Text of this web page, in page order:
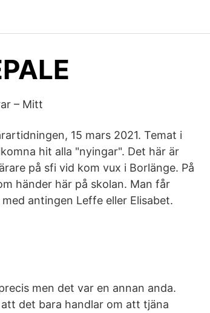
– Mitt
15 mars 2021. Temat i
hit alla "nyingar". Det här är
på sfi vid kom vux i Borlänge. På
händer här på skolan. Man får
antingen Leffe eller Elisabet.
men det var en annan anda.
det bara handlar om att tjäna